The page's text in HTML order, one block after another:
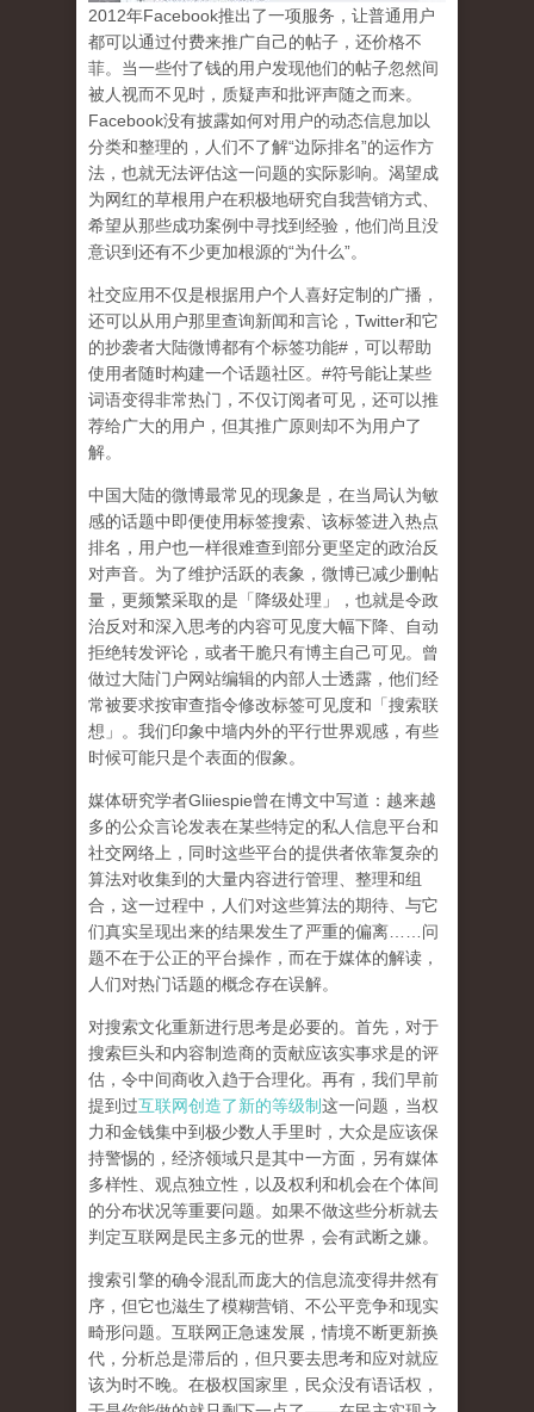
2012年Facebook推出了一项服务，让普通用户
都可以通过付费来推广自己的帖子，还价格不
菲。当一些付了钱的用户发现他们的帖子忽然间
被人视而不见时，质疑声和批评声随之而来。
Facebook没有披露如何对用户的动态信息加以
分类和整理的，人们不了解“边际排名”的运作方
法，也就无法评估这一问题的实际影响。渴望成
为网红的草根用户在积极地研究自我营销方式、
希望从那些成功案例中寻找到经验，他们尚且没
意识到 还有不少更加根源的“为什么”。
社交应用不仅是根据用户个人喜好定制的广播，
还可以从用户那里查询新闻和言论， Twitter和它
的抄袭者大陆微博都有个标签功能# ，可以帮助
使用者随时构建一个话题社区。 #符号能让某些
词语变得非常热门，不仅订阅者可见，还可以推
荐给广大的用户，但其推广原则却不为用户了
解。
中国大陆的微博最常见的现象是，在当局认为敏
感的话题中即便使用标签搜索、该标签进入热点
排名，用户也一样很难查到部分更坚定的政治反
对声音。为了维护活跃的表象，微博已减少删帖
量，更频繁采取的是「降级处理」，也就是令政
治反对和深入思考的内容可见度大幅下降、自动
拒绝转发评论，或者干脆只有博主自己可见。曾
做过大陆门户网站编辑的内部人士透露，他们经
常被要求按审查指令修改标签可见度和「搜索联
想」。 我们印象中墙内外的平行世界观感，有些
时候可能只是个表面的假象。
媒体研究学者Gliiespie曾在博文中写道：越来越
多的公众言论发表在某些特定的私人信息平台和
社交网络上，同时这些平台的提供者依靠复杂的
算法对收集到的大量内容进行管理、整理和组
合，这一过程中，人们对这些算法的期待、与它
们真实呈现出来的结果发生了严重的偏离
问
题不在于公正的平台操作，而在于媒体的解读，
人们对热门话题的概念存在误解。
对搜索文化重新进行思考是必要的。首先，对于
搜索巨头和内容制造商的贡献应该实事求是的评
估，令中间商收入趋于合理化。再有，我们早前
提到过互联网创造了新的等级制这一问题，当权
力和金钱集中到极少数人手里时，大众是应该保
持警惕的，经济领域只是其中一方面，另有媒体
多样性、观点独立性，以及权利和机会在个体间
的分布状况等重要问题。 如果不做这些分析就去
判定互联网是民主多元的世界，会有武断之嫌。
搜索引擎的确令混乱而庞大的信息流变得井然有
序，但它也滋生了模糊营销、不公平竞争和现实
畸形问题。互联网正急速发展，情境不断更新换
代，分析总是滞后的，但只要去思考和应对就应
该为时不晚。在极权国家里，民众没有语话权，